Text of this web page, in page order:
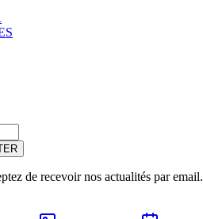
de recevoir nos actualités par email.